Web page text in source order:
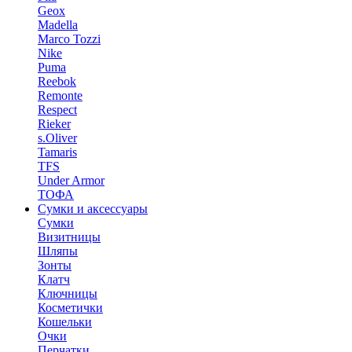
Geox
Madella
Marco Tozzi
Nike
Puma
Reebok
Remonte
Respect
Rieker
s.Oliver
Tamaris
TFS
Under Armor
ТОФА
Сумки и аксессуары
Сумки
Визитницы
Шляпы
Зонты
Клатч
Ключницы
Косметички
Кошельки
Очки